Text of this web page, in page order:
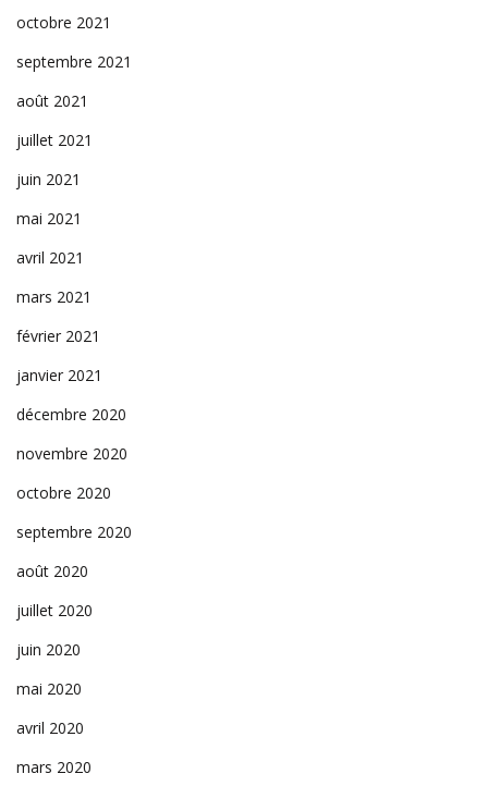
octobre 2021
septembre 2021
août 2021
juillet 2021
juin 2021
mai 2021
avril 2021
mars 2021
février 2021
janvier 2021
décembre 2020
novembre 2020
octobre 2020
septembre 2020
août 2020
juillet 2020
juin 2020
mai 2020
avril 2020
mars 2020